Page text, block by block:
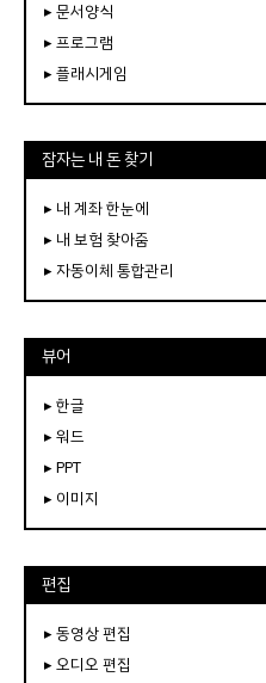
▸ 문서양식
▸ 프로그램
▸ 플래시게임
잠자는 내 돈 찾기
▸ 내 계좌 한눈에
▸ 내 보험 찾아줌
▸ 자동이체 통합관리
뷰어
▸ 한글
▸ 워드
▸ PPT
▸ 이미지
편집
▸ 동영상 편집
▸ 오디오 편집